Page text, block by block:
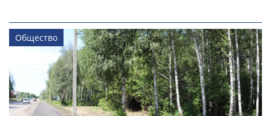
Общество